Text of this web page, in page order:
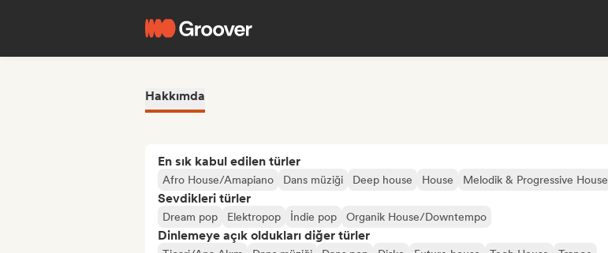
Hakkımda
En sık kabul edilen türler
Afro House/Amapiano Dans müziği Deep house House Melodik & Progressive House
Sevdikleri türler
Dream pop Elektropop İndie pop Organik House/Downtempo
Dinlemeye açık oldukları diğer türler